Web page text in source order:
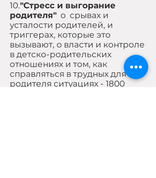
10."Стресс и выгорание
родителя" о срывах и
усталости родителей, и
триггерах, которые это
вызывают, о власти и контроле
в детско-родительских
отношениях и том, как
справляться в трудных для
родителя ситуациях - 1800